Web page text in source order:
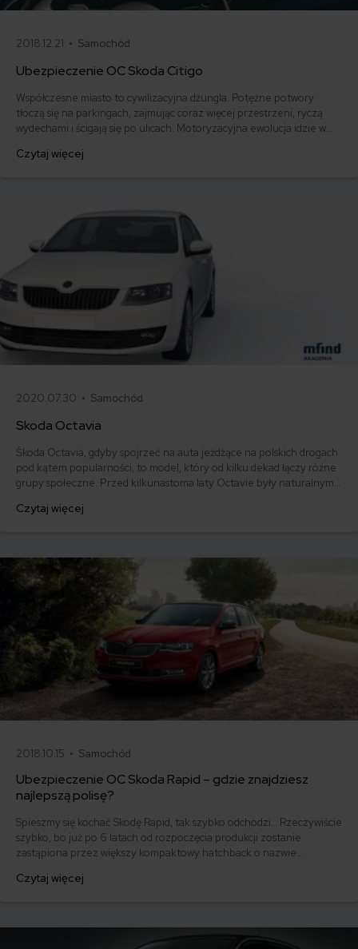
2018.12.21 • Samochód
Ubezpieczenie OC Skoda Citigo
Współczesne miasto to cywilizacyjna dżungla. Potężne potwory
tłoczą się na parkingach, zajmując coraz więcej przestrzeni, ryczą
wydechami i ścigają się po ulicach. Motoryzacyjna ewolucja idzie w
poradzić w tym świecie pełnych niebezpieczeństw? Otóż najlepiej
Czytaj więcej
2020.07.30 • Samochód
Skoda Octavia
Škoda Octavia, gdyby spojrzeć na auta jeżdżące na polskich drogach
pod kątem popularności, to model, który od kilku dekad łączy różne
grupy społeczne. Przed kilkunastoma laty Octavie były naturalnym
również pierwszy kierunek dla osób, które chcą sprawdzić, jak jeździ
Czytaj więcej
2018.10.15 • Samochód
Ubezpieczenie OC Skoda Rapid – gdzie znajdziesz
najlepszą polisę?
Spieszmy się kochać Skodę Rapid, tak szybko odchodzi… Rzeczywiście
szybko, bo już po 6 latach od rozpoczęcia produkcji zostanie
zastąpiona przez większy kompaktowy hatchback o nazwie
samochodem klasyfikowanym na pograniczu aut miejskich oraz klasy
Czytaj więcej